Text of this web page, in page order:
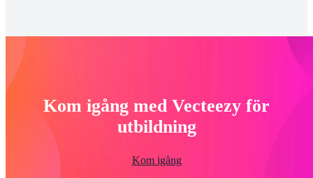
Kom igång med Vecteezy för
utbildning
Kom igång